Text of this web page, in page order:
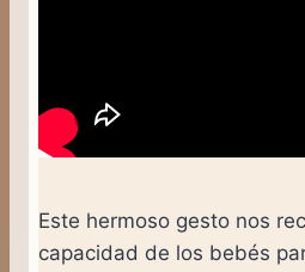
Este hermoso gesto nos
capacidad de los bebés